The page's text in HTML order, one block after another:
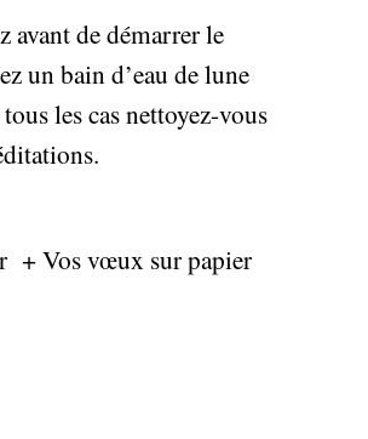
avant de démarrer le
un bain d’eau de lune
les cas nettoyez-vous
+ Vos vœux sur papier